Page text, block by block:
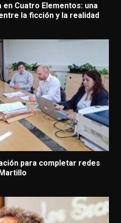
en Cuatro Elementos: una
la ficción y la realidad
para completar redes